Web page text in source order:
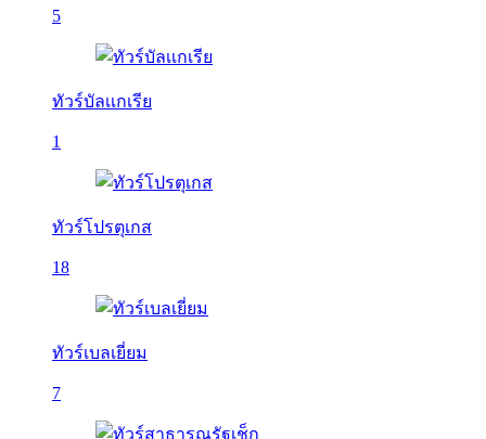
5
ทัวร์บัลเเกเรีย
1
ทัวร์โปรตุเกส
18
ทัวร์เบลเยี่ยม
7